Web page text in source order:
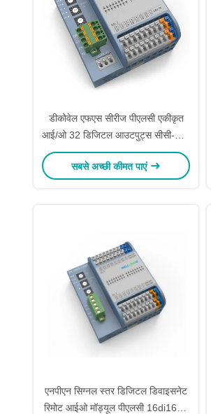
डीकोवेल एफएस सीरीज पीएलसी एकीकृत
आई/ओ 32 डिजिटल आउटपुट्स सीसी-लिंक
के लिए एनपीएन आईओ मॉड्यूल
सबसे अच्छी कीमत पाएं
एनपीएन सिग्नल स्तर डिजिटल डिवाइसनेट
रिमोट आईओ मॉड्यूल पीएलसी 16di16do